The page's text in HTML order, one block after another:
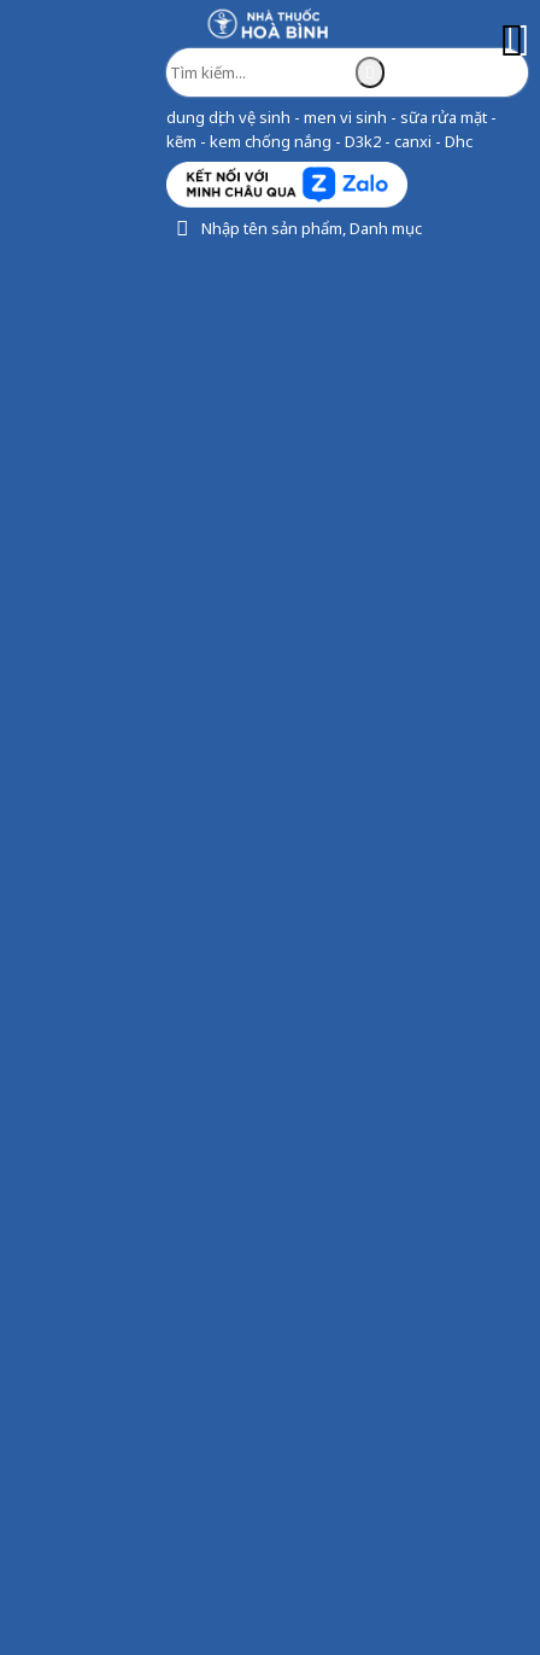
dung dịch vệ sinh - men vi sinh - sữa rửa mặt -
kẽm - kem chống nắng - D3k2 - canxi - Dhc
Nhập tên sản phẩm, Danh mục